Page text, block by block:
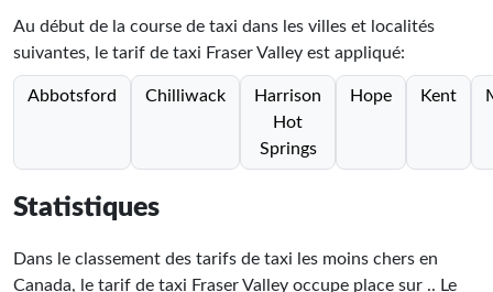
Au début de la course de taxi dans les villes et localités
suivantes, le tarif de taxi Fraser Valley est appliqué:
Abbotsford Chilliwack
Harrison
Hot
Springs
Hope Kent
Statistiques
Dans le classement des tarifs de taxi les moins chers en
Canada, le tarif de taxi Fraser Valley occupe place sur .. Le